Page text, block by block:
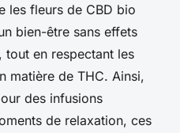
les fleurs de CBD bio
bien-être sans effets
tout en respectant les
matière de THC. Ainsi,
des infusions
de relaxation, ces